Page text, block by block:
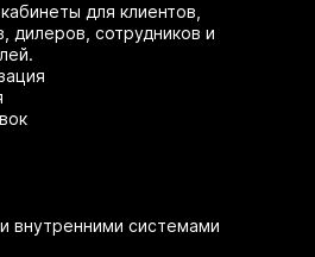
для клиентов,
дилеров, сотрудников и
внутренними системами